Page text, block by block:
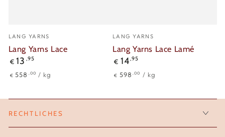
Verkäufer/in:
LANG YARNS
Lang Yarns Lace
Regulärer
Preis
€ 13 ,95
Stückpreis
€ 558 ,00 / pro
kg
Verkäufer/in:
LANG YARNS
Lang Yarns Lace Lamé
Regulärer
Preis
€ 14,95
Stückpreis
€ 598 ,00 / pro
kg
RECHTLICHES